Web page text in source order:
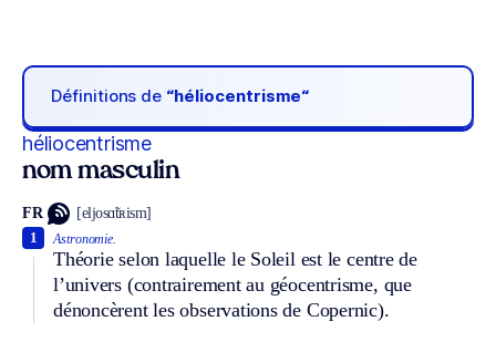
Définitions de “héliocentrisme“
héliocentrisme
nom masculin
FR [eljosɑ̃tʀism]
Astronomie.
Théorie selon laquelle le Soleil est le centre de
l’univers (contrairement au géocentrisme, que
dénoncèrent les observations de Copernic).
1